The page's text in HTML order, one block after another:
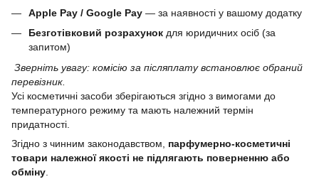
Apple Pay / Google Pay — за наявності у вашому додатку
Безготівковий розрахунок для юридичних осіб (за
запитом)
Зверніть увагу: комісію за післяплату встановлює обраний
перевізник.
Усі косметичні засоби зберігаються згідно з вимогами до
температурного режиму та мають належний термін
придатності.
Згідно з чинним законодавством, парфумерно-косметичні
товари належної якості не підлягають поверненню або
обміну